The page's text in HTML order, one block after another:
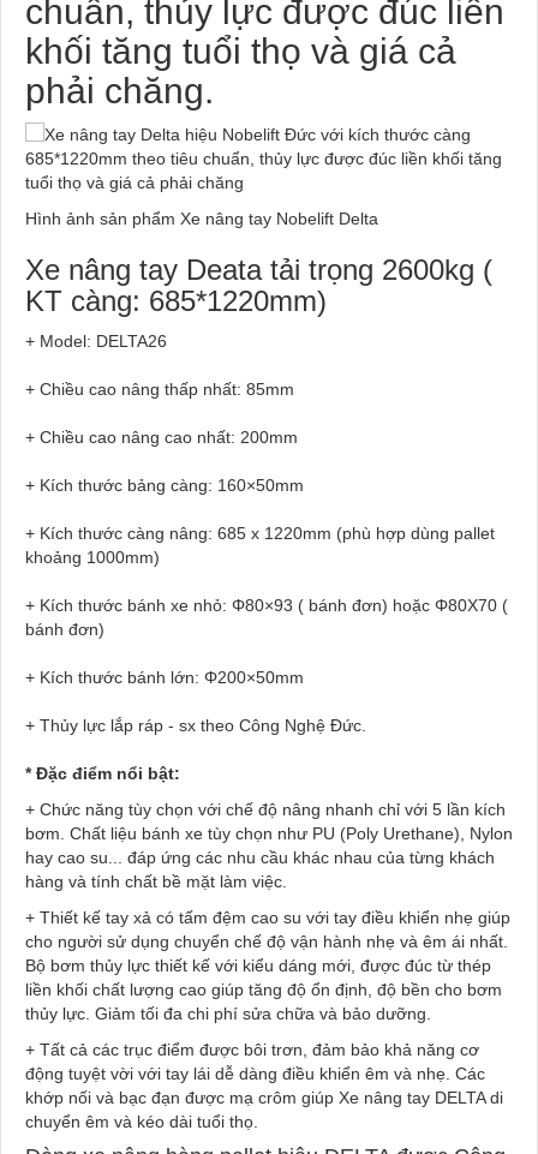
chuẩn, thủy lực được đúc liền
khối tăng tuổi thọ và giá cả
phải chăng.
Hình ảnh sản phẩm Xe nâng tay Nobelift Delta
Xe nâng tay Deata tải trọng 2600kg (
KT càng: 685*1220mm)
+ Model: DELTA26
+ Chiều cao nâng thấp nhất: 85mm
+ Chiều cao nâng cao nhất: 200mm
+ Kích thước bảng càng: 160×50mm
+ Kích thước càng nâng: 685 x 1220mm (phù hợp dùng pallet
khoảng 1000mm)
+ Kích thước bánh xe nhỏ: Φ80×93 ( bánh đơn) hoặc Φ80X70 (
bánh đơn)
+ Kích thước bánh lớn: Φ200×50mm
+ Thủy lực lắp ráp - sx theo Công Nghệ Đức.
* Đặc điểm nổi bật:
+ Chức năng tùy chọn với chế độ nâng nhanh chỉ với 5 lần kích
bơm. Chất liệu bánh xe tùy chọn như PU (Poly Urethane), Nylon
hay cao su... đáp ứng các nhu cầu khác nhau của từng khách
hàng và tính chất bề mặt làm việc.
+ Thiết kế tay xả có tấm đệm cao su với tay điều khiển nhẹ giúp
cho người sử dụng chuyển chế độ vận hành nhẹ và êm ái nhất.
Bộ bơm thủy lực thiết kế với kiểu dáng mới, được đúc từ thép
liền khối chất lượng cao giúp tăng độ ổn định, độ bền cho bơm
thủy lực. Giảm tối đa chi phí sửa chữa và bảo dưỡng.
+ Tất cả các trục điểm được bôi trơn, đảm bảo khả năng cơ
động tuyệt vời với tay lái dễ dàng điều khiển êm và nhẹ. Các
khớp nối và bạc đạn được mạ crôm giúp Xe nâng tay DELTA di
chuyển êm và kéo dài tuổi thọ.